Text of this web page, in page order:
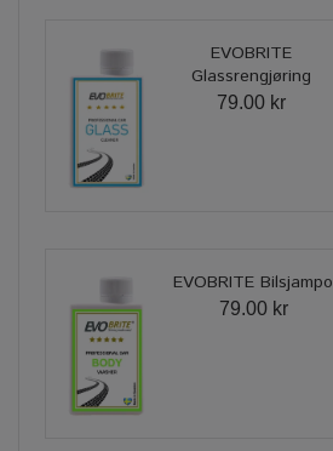
EVOBRITE
Glassrengjøring
79.00 kr
EVOBRITE Bilsjampo
79.00 kr